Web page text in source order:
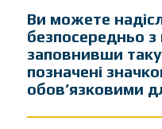
Ви можете
безпосередньо з
заповнивши
позначені
обов’язковими